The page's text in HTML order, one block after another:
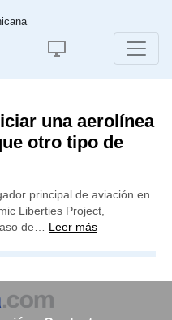
una aerolínea
otro tipo de
principal de aviación en
Liberties Project,
de… Leer más